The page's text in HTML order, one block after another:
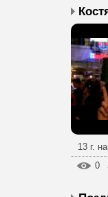
13 г.
0